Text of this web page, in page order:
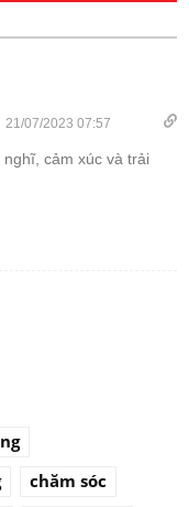
21/07/2023 07:57
cảm xúc và trải
chăm sóc